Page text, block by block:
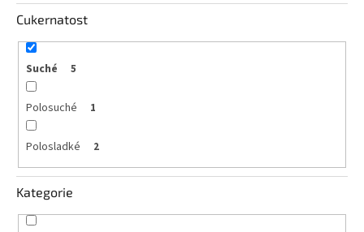
Dárkové
balení
Delikatesy
vínu
Vývrtky
-
větší
objem
Cukernatost
Suché 5
Polosuché 1
Polosladké 2
Kategorie